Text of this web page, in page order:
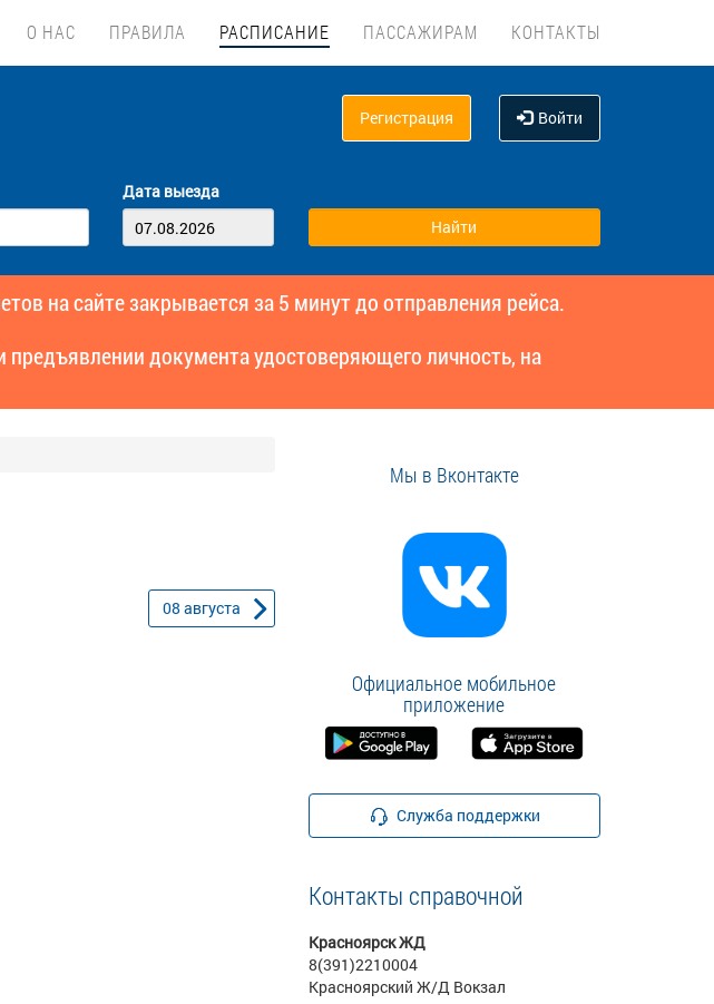
О НАС ПРАВИЛА РАСПИСАНИЕ ПАССАЖИРАМ КОНТАКТЫ
Регистрация Войти
Дата выезда
на сайте закрывается за 5 минут до отправления рейса.
документа удостоверяющего личность, на
08 августа
Мы в Вконтакте
Официальное мобильное
приложение
Служба поддержки
Контакты справочной
Красноярск ЖД
8(391)2210004
Красноярский Ж/Д Вокзал